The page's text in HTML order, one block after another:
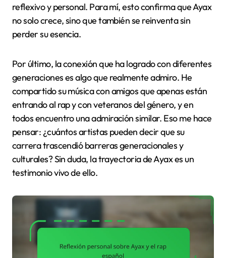
reflexivo y personal. Para mí, esto confirma que Ayax
no solo crece, sino que también se reinventa sin
perder su esencia.
Por último, la conexión que ha logrado con diferentes
generaciones es algo que realmente admiro. He
compartido su música con amigos que apenas están
entrando al rap y con veteranos del género, y en
todos encuentro una admiración similar. Eso me hace
pensar: ¿cuántos artistas pueden decir que su
carrera trascendió barreras generacionales y
culturales? Sin duda, la trayectoria de Ayax es un
testimonio vivo de ello.